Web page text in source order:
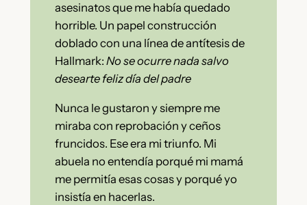
asesinatos que me había quedado
horrible. Un papel construcción
doblado con una línea de antítesis de
Hallmark: No se ocurre nada salvo
desearte feliz día del padre
Nunca le gustaron y siempre me
miraba con reprobación y ceños
fruncidos. Ese era mi triunfo. Mi
abuela no entendía porqué mi mamá
me permitía esas cosas y porqué yo
insistía en hacerlas.